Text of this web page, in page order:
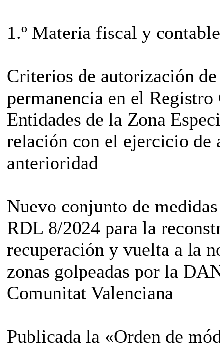
1.º Materia fiscal y contable
Criterios de autorización
permanencia en el
Entidades de la Zona
relación con el ejercicio de
anterioridad
Nuevo conjunto de
RDL 8/2024 para la
recuperación y vuelta a la
zonas golpeadas por la
Comunitat Valenciana
Publicada la «Orden de